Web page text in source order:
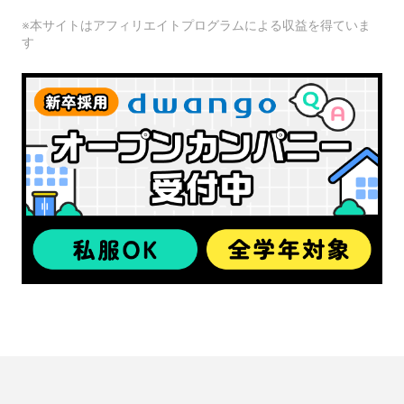
※本サイトはアフィリエイトプログラムによる収益を得ていま
す